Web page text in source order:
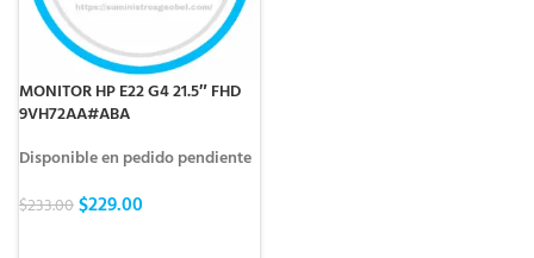
MONITOR HP E22 G4 21.5″ FHD
9VH72AA#ABA
Disponible en pedido pendiente
$233.00$229.00